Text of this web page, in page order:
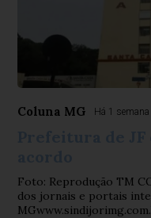
Coluna MG Há 1 semana
Foto: Reprodução TM
dos jornais e portais